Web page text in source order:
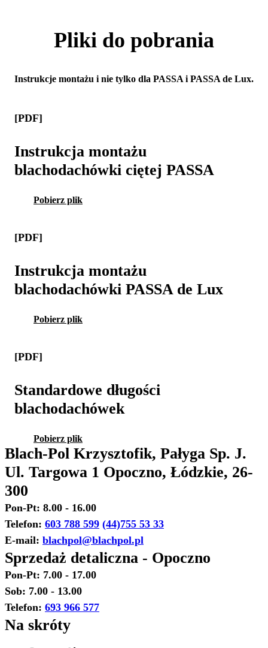
Pliki do pobrania
Instrukcje montażu i nie tylko dla PASSA i PASSA de Lux.
[PDF]
Instrukcja montażu
blachodachówki ciętej PASSA
Pobierz plik
[PDF]
Instrukcja montażu
blachodachówki PASSA de Lux
Pobierz plik
[PDF]
Standardowe długości
blachodachówek
Pobierz plik
Blach-Pol Krzysztofik, Pałyga Sp. J.
Ul. Targowa 1 Opoczno, Łódzkie, 26-
300
Pon-Pt: 8.00 - 16.00
Telefon: 603 788 599 (44)755 53 33
E-mail: blachpol@blachpol.pl
Sprzedaż detaliczna - Opoczno
Pon-Pt: 7.00 - 17.00
Sob: 7.00 - 13.00
Telefon: 693 966 577
Na skróty